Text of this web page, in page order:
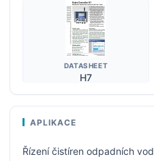
DATASHEET
H7
APLIKACE
Řízení čistíren odpadních vod